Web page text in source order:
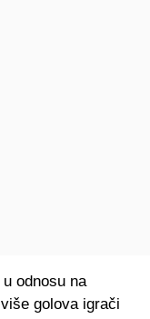
odnosu na
golova igrači